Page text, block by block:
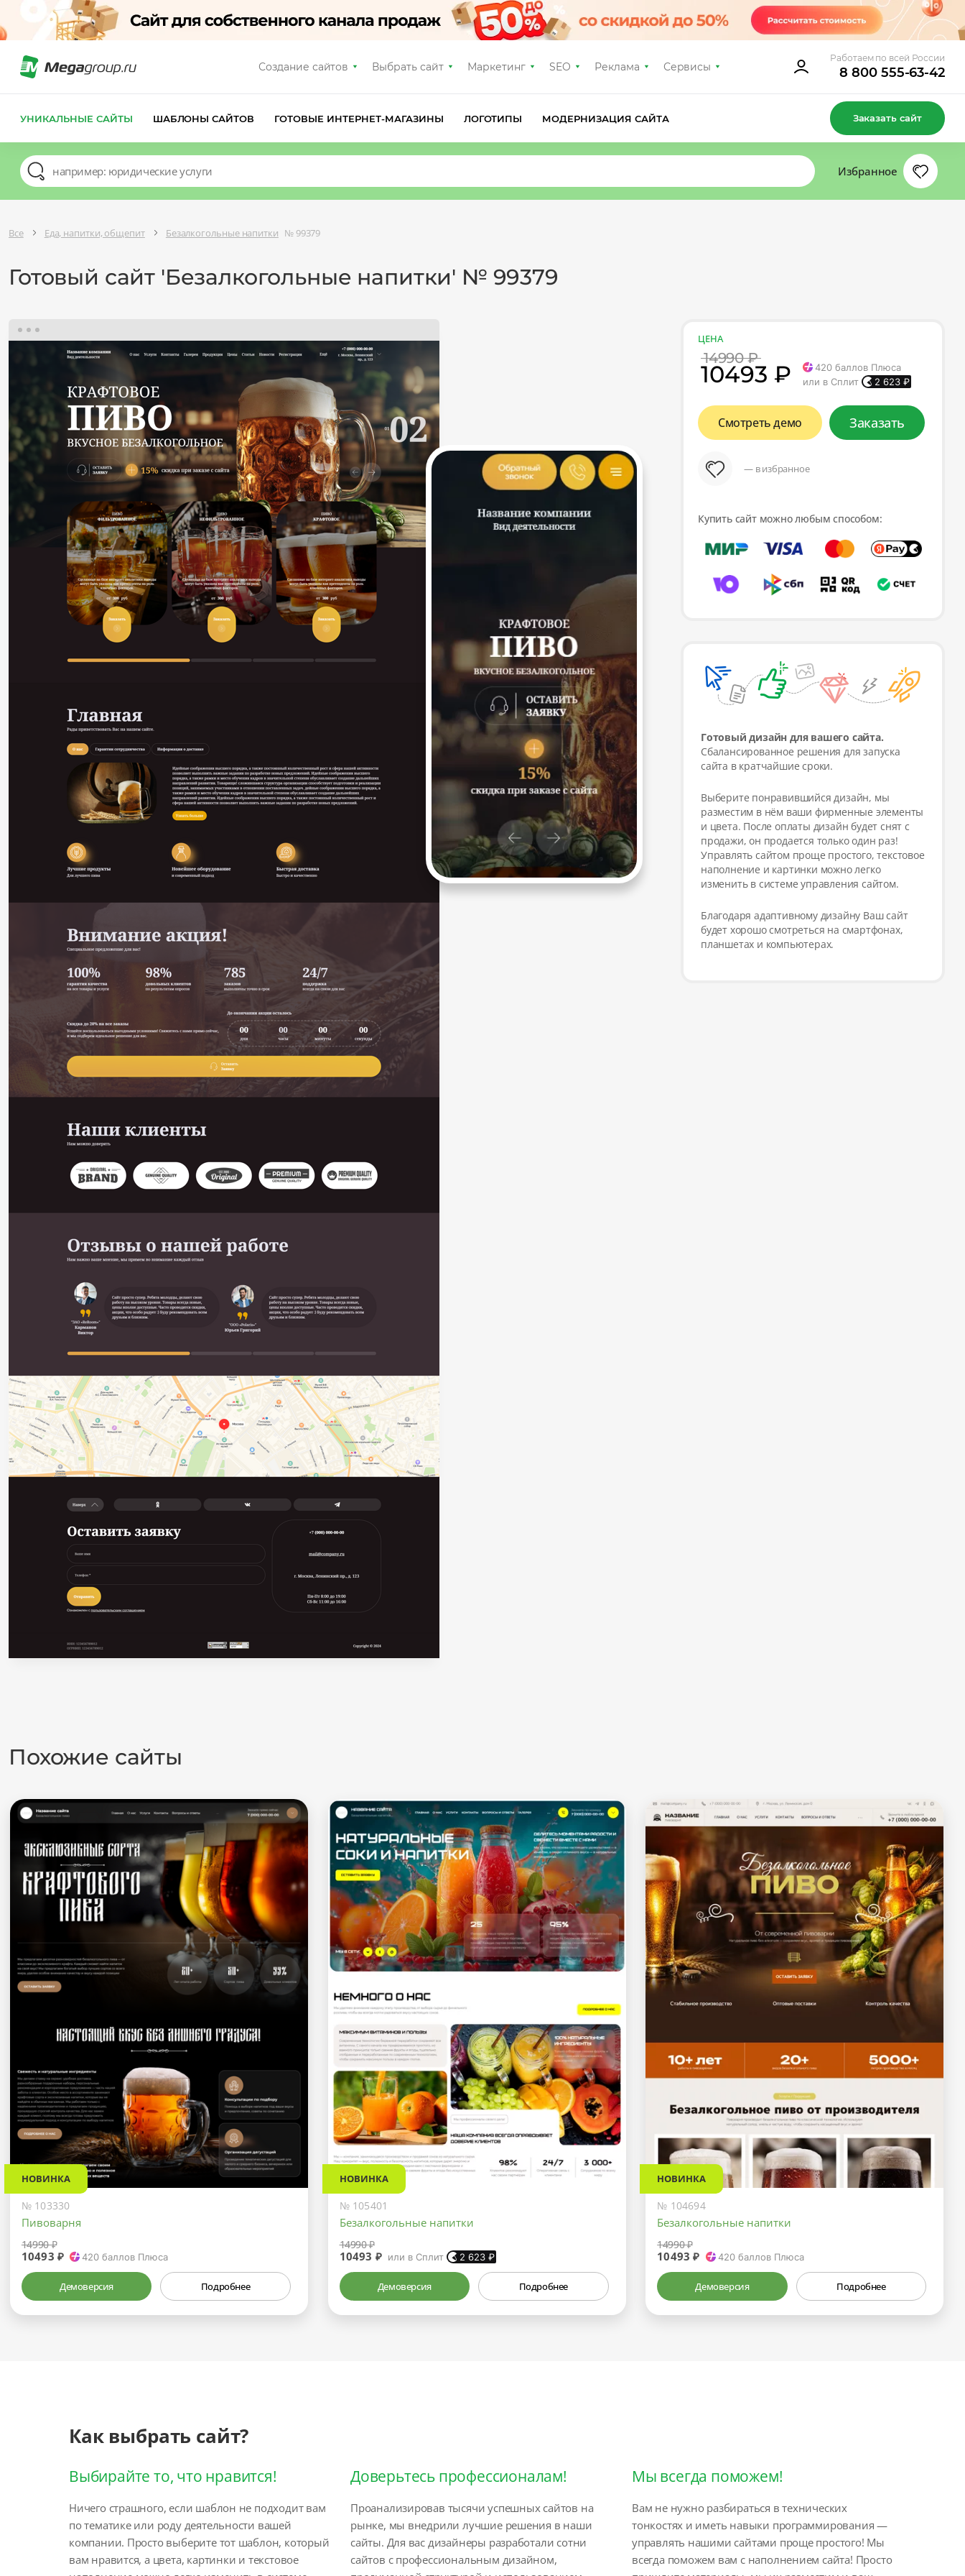
Создание сайтов Выбрать сайт Маркетинг SEO Реклама Сервисы
Работаем по всей России
8 800 555-63-42
УНИКАЛЬНЫЕ САЙТЫ ШАБЛОНЫ САЙТОВ ГОТОВЫЕ ИНТЕРНЕТ-МАГАЗИНЫ ЛОГОТИПЫ МОДЕРНИЗАЦИЯ САЙТА Заказать сайт
Избранное
Все Еда, напитки, общепит Безалкогольные напитки № 99379
Готовый сайт 'Безалкогольные напитки' № 99379
ЦЕНА
14990 ₽
10493 ₽ 420 баллов Плюса
или в Сплит
2 623 ₽
Смотреть демо Заказать
— в избранное
Купить сайт можно любым способом:
Готовый дизайн для вашего сайта.
Сбалансированное решения для запуска
сайта в кратчайшие сроки.
Выберите понравившийся дизайн, мы
разместим в нём ваши фирменные элементы
и цвета. После оплаты дизайн будет снят с
продажи, он продается только один раз!
Управлять сайтом проще простого, текстовое
наполнение и картинки можно легко
изменить в системе управления сайтом.
Благодаря адаптивному дизайну Ваш сайт
будет хорошо смотреться на смартфонах,
планшетах и компьютерах.
Похожие сайты
НОВИНКА
№ 103330
Пивоварня
14990 ₽
10493 ₽ 420 баллов Плюса
Демоверсия Подробнее
НОВИНКА
№ 105401
Безалкогольные напитки
14990 ₽
10493 ₽ или в Сплит 2 623₽
Демоверсия Подробнее
НОВИНКА
№ 104694
Безалкогольные напитки
14990 ₽
10493 ₽ 420баллов Плюса
Демоверсия Подробнее
Как выбрать сайт?
Выбирайте то, что нравится!
Ничего страшного, если шаблон не подходит вам
по тематике или роду деятельности вашей
компании. Просто выберите тот шаблон, который
вам нравится, а цвета, картинки и текстовое
Доверьтесь профессионалам!
Проанализировав тысячи успешных сайтов на
рынке, мы внедрили лучшие решения в наши
сайты. Для вас дизайнеры разработали сотни
сайтов с профессиональным дизайном,
Мы всегда поможем!
Вам не нужно разбираться в технических
тонкостях и иметь навыки программирования —
управлять нашими сайтами проще простого! Мы
всегда поможем вам с наполнением сайта! Просто